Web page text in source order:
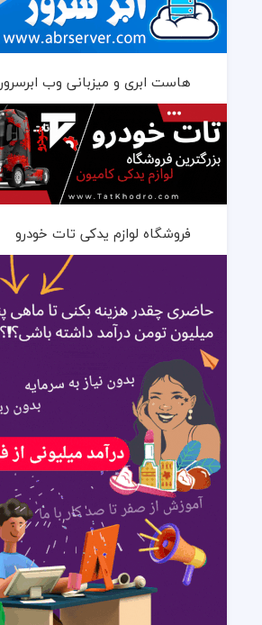
هاست ابری و میزبانی وب ابرسرور
فروشگاه لوازم یدکی تات خودرو